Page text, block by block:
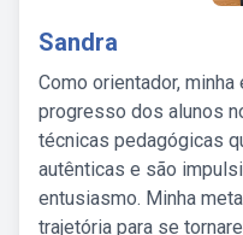
Sandra
Como orientador,
progresso dos alunos
técnicas pedagógicas
autênticas e são
entusiasmo. Minha
trajetória para se